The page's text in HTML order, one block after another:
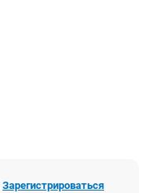
Зарегистрироваться